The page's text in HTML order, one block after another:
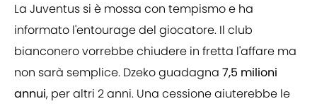
La Juventus si è mossa con tempismo e ha
informato l'entourage del giocatore. Il club
bianconero vorrebbe chiudere in fretta l'affare ma
non sarà semplice. Dzeko guadagna 7,5 milioni
annui, per altri 2 anni. Una cessione aiuterebbe le